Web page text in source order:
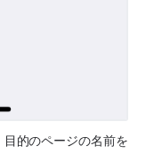
的のページの名前を